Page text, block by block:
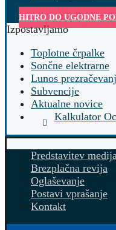
HITRO DO UGODNE
Izpostavljamo
Toplotne črpalke
Sončne elektrarne
Lunos
Subvencije
Aktualne novice
Kalkulator
Predstavitev
Brezplačna revija
Oglaševanje
Postavi vprašanje
Kontakt